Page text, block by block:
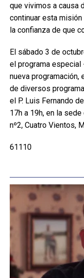
que vivimos a causa
continuar esta misión
la confianza de que
El sábado 3 de
el programa
nueva programación,
de diversos
el P. Luis Fernando
17h a 19h, en la
nº2, Cuatro Vientos,
61110